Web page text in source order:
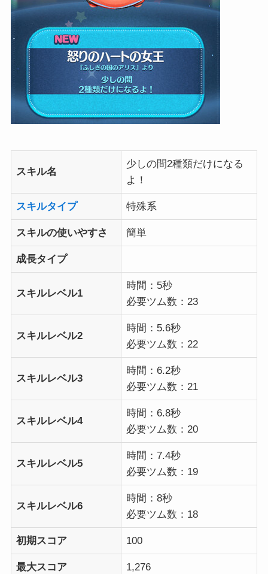
スキル名
少しの間2種類だけになる
よ！
スキルタイプ 特殊系
スキルの使いやすさ 簡単
成長タイプ
スキルレベル1
時間：5秒
必要ツム数：23
スキルレベル2
時間：5.6秒
必要ツム数：22
スキルレベル3
時間：6.2秒
必要ツム数：21
スキルレベル4
時間：6.8秒
必要ツム数：20
スキルレベル5
時間：7.4秒
必要ツム数：19
スキルレベル6
時間：8秒
必要ツム数：18
初期スコア 100
最大スコア 1,276